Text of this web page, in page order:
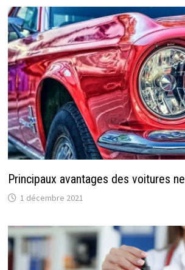
Principaux avantages des voitures
1 décembre 2021